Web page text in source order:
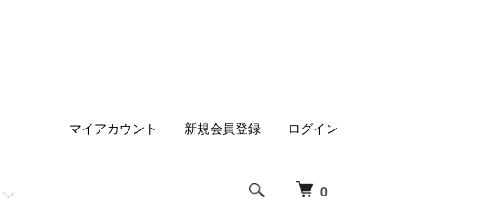
0
マイアカウント 新規会員登録 ログイン